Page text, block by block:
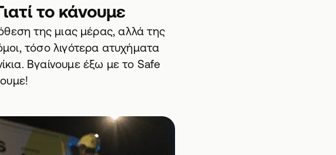
το κάνουμε
της μιας μέρας, αλλά της
τόσο λιγότερα ατυχήματα
Βγαίνουμε έξω με το Safe